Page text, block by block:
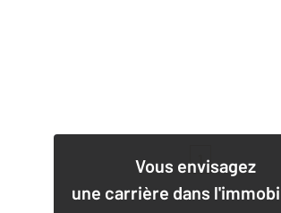
Vous envisagez
une carrière dans